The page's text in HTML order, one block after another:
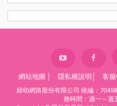
網站地圖 隱私權說明 客
婦幼網路股份有限公司 統編：
務時間：週一～週